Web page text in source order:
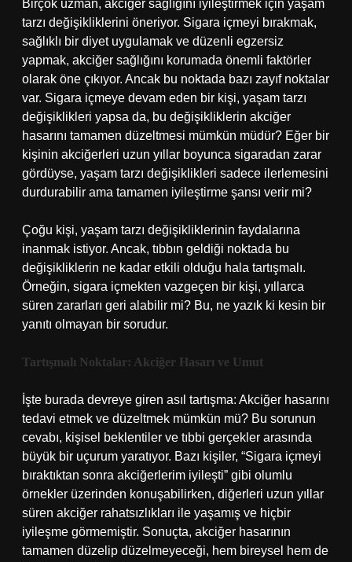
Birçok uzman, akciğer sağlığını iyileştirmek için yaşam
tarzı değişikliklerini öneriyor. Sigara içmeyi bırakmak,
sağlıklı bir diyet uygulamak ve düzenli egzersiz
yapmak, akciğer sağlığını korumada önemli faktörler
olarak öne çıkıyor. Ancak bu noktada bazı zayıf noktalar
var. Sigara içmeye devam eden bir kişi, yaşam tarzı
değişiklikleri yapsa da, bu değişikliklerin akciğer
hasarını tamamen düzeltmesi mümkün müdür? Eğer bir
kişinin akciğerleri uzun yıllar boyunca sigaradan zarar
gördüyse, yaşam tarzı değişiklikleri sadece ilerlemesini
durdurabilir ama tamamen iyileştirme şansı verir mi?
Çoğu kişi, yaşam tarzı değişikliklerinin faydalarına
inanmak istiyor. Ancak, tıbbın geldiği noktada bu
değişikliklerin ne kadar etkili olduğu hala tartışmalı.
Örneğin, sigara içmekten vazgeçen bir kişi, yıllarca
süren zararları geri alabilir mi? Bu, ne yazık ki kesin bir
yanıtı olmayan bir sorudur.
Tartışmalı Noktalar: Akciğer Hasarı ve Umut
İşte burada devreye giren asıl tartışma: Akciğer hasarını
tedavi etmek ve düzeltmek mümkün mü? Bu sorunun
cevabı, kişisel beklentiler ve tıbbi gerçekler arasında
büyük bir uçurum yaratıyor. Bazı kişiler, “Sigara içmeyi
bıraktıktan sonra akciğerlerim iyileşti” gibi olumlu
örnekler üzerinden konuşabilirken, diğerleri uzun yıllar
süren akciğer rahatsızlıkları ile yaşamış ve hiçbir
iyileşme görmemiştir. Sonuçta, akciğer hasarının
tamamen düzelip düzelmeyeceği, hem bireysel hem de